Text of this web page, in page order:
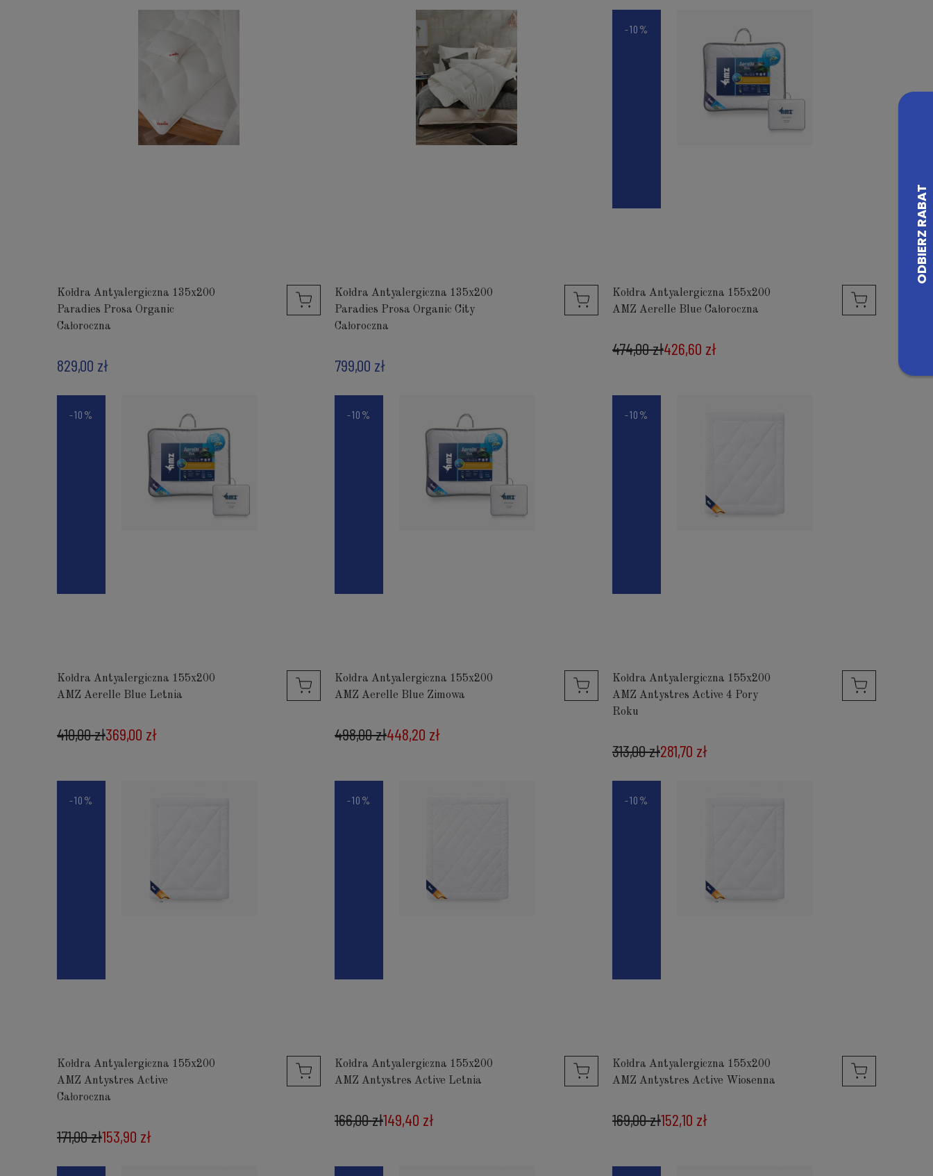
Kołdra Antyalergiczna 135x200
Paradies Prosa Organic
Całoroczna
829,00 zł
Kołdra Antyalergiczna 135x200
Paradies Prosa Organic City
Całoroczna
799,00 zł
-10%
Kołdra Antyalergiczna 155x200
AMZ Aerelle Blue Całoroczna
426,60 zł
474,00 zł
-10%
Kołdra Antyalergiczna 155x200
AMZ Aerelle Blue Letnia
369,00 zł
410,00 zł
-10%
Kołdra Antyalergiczna 155x200
AMZ Aerelle Blue Zimowa
448,20 zł
498,00 zł
-10%
Kołdra Antyalergiczna 155x200
AMZ Antystres Active 4 Pory
Roku
281,70 zł
313,00 zł
-10%
Kołdra Antyalergiczna 155x200
AMZ Antystres Active
Całoroczna
153,90 zł
171,00 zł
-10%
Kołdra Antyalergiczna 155x200
AMZ Antystres Active Letnia
149,40 zł
166,00 zł
-10%
Kołdra Antyalergiczna 155x200
AMZ Antystres Active Wiosenna
152,10 zł
169,00 zł